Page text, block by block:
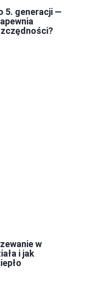
5. generacji —
w
i jak